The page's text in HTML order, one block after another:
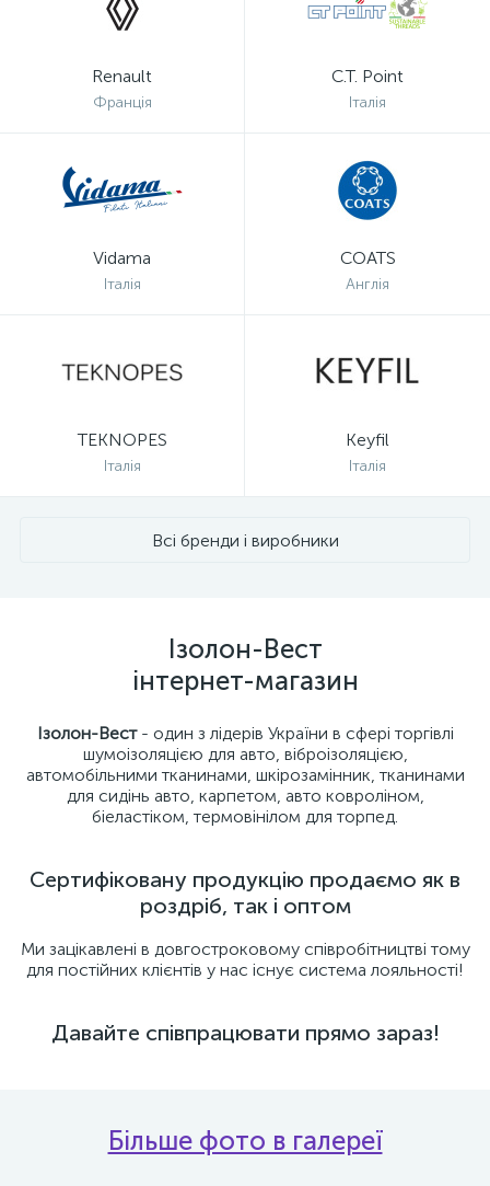
Renault
Франція
C.T. Point
Італія
Vidama
Італія
COATS
Англія
TEKNOPES
Італія
Keyfil
Італія
Всі бренди і виробники
Ізолон-Вест
інтернет-магазин
Ізолон-Вест- один з лідерів України в сфері торгівлі
шумоізоляцією для авто, віброізоляцією,
автомобільними тканинами, шкірозамінник, тканинами
для сидінь авто, карпетом, авто ковроліном,
біеластіком, термовінілом для торпед.
Сертифіковану продукцію продаємо як в
роздріб, так і оптом
Ми зацікавлені в довгостроковому співробітництві тому
для постійних клієнтів у нас існує система лояльності!
Давайте співпрацювати прямо зараз!
Більше фото в галереї